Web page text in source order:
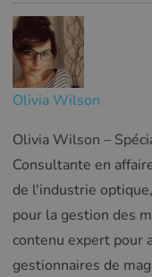
Olivia Wilson
Olivia Wilson –
Consultante en
de l'industrie
pour la gestion des
contenu expert pour
gestionnaires de